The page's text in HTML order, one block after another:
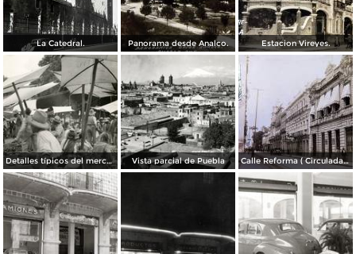
La Catedral. Panorama desde Analco. Estacion Vireyes.
Detalles típicos del mercado Vista parcial de Puebla Calle Reforma ( Circulada el 15 de Marzo de 1933 ).